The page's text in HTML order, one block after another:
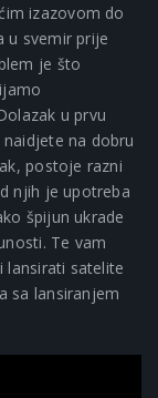
izazovom do
u svemir prije
je što
u prvu
na dobru
postoje razni
njih je upotreba
špijun ukrade
Te vam
lansirati satelite
sa lansiranjem